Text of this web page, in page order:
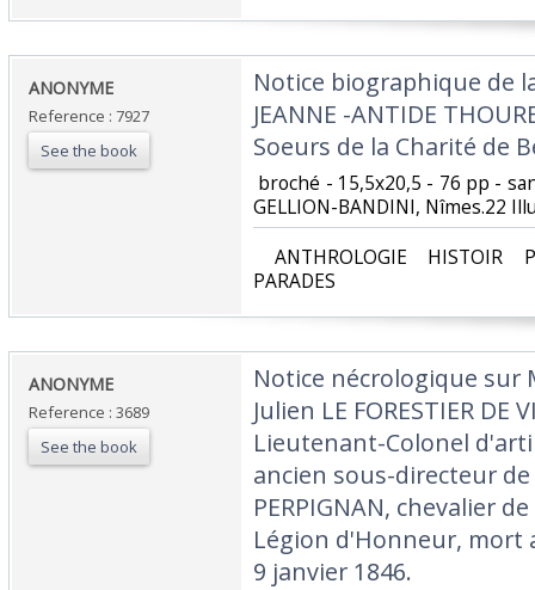
‎ANONYME‎
Reference : 7927
See the book
‎Notice biographique de
JEANNE -ANTIDE
Soeurs de la Charité de
broché - 15,5x20,5 - 76 pp -
GELLION-BANDINI, Nîmes.22
ANTHROLOGIE HISTOIR
PARADES‎
‎ANONYME‎
Reference : 3689
See the book
‎Notice nécrologique sur
Julien LE FORESTIER DE
Lieutenant-Colonel
ancien sous-directeur
PERPIGNAN, chevalier
Légion d'Honneur, mort
9 janvier 1846. ‎